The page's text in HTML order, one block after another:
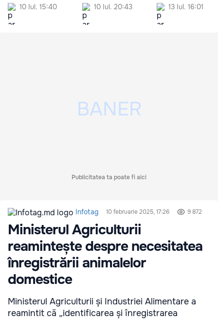
10 Iul. 15:40
10 Iul. 20:43
13 Iul. 16:01
Publicitatea ta poate fi aici
Infotag 10 februarie 2025, 17:26 9 872
Ministerul Agriculturii
reamintește despre necesitatea
înregistrării animalelor
domestice
Ministerul Agriculturii și Industriei Alimentare a
reamintit că „identificarea și înregistrarea